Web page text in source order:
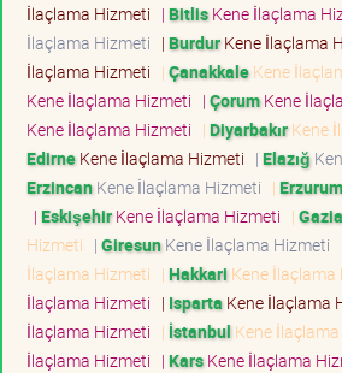
İlaçlama Hizmeti | BitlisKene İlaçlama
İlaçlama Hizmeti | BurdurKene İlaçlama
İlaçlama Hizmeti | ÇanakkaleKene
Kene İlaçlama Hizmeti | ÇorumKene
Kene İlaçlama Hizmeti | DiyarbakırKene
EdirneKene İlaçlama Hizmeti | Elazığ
ErzincanKene İlaçlama Hizmeti | Erzurum
| EskişehirKene İlaçlama Hizmeti |
Hizmeti | GiresunKene İlaçlama Hizmeti
İlaçlama Hizmeti | Hakkari Kene İlaçlama
İlaçlama Hizmeti | Isparta Kene İlaçlama
İlaçlama Hizmeti | İstanbul Kene
İlaçlama Hizmeti | KarsKene İlaçlama